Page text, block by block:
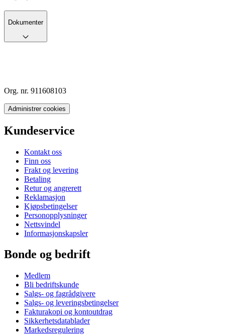
Dokumenter
Org. nr. 911608103
Administrer cookies
Kundeservice
Kontakt oss
Finn oss
Frakt og levering
Betaling
Retur og angrerett
Reklamasjon
Kjøpsbetingelser
Personopplysninger
Nettsvindel
Informasjonskapsler
Bonde og bedrift
Medlem
Bli bedriftskunde
Salgs- og fagrådgivere
Salgs- og leveringsbetingelser
Fakturakopi og kontoutdrag
Sikkerhetsdatablader
Markedsregulering